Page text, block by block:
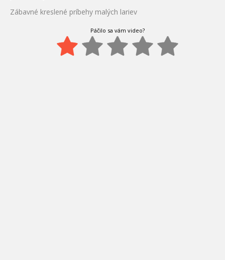
Zábavné kreslené príbehy malých lariev
Páčilo sa vám video?